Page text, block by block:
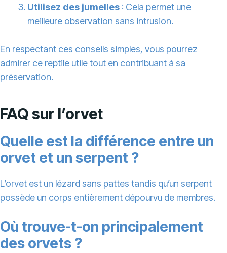
Utilisez des jumelles : Cela permet une
meilleure observation sans intrusion.
En respectant ces conseils simples, vous pourrez
admirer ce reptile utile tout en contribuant à sa
préservation.
FAQ sur l’orvet
Quelle est la différence entre un
orvet et un serpent ?
L’orvet est un lézard sans pattes tandis qu’un serpent
possède un corps entièrement dépourvu de membres.
Où trouve-t-on principalement
des orvets ?